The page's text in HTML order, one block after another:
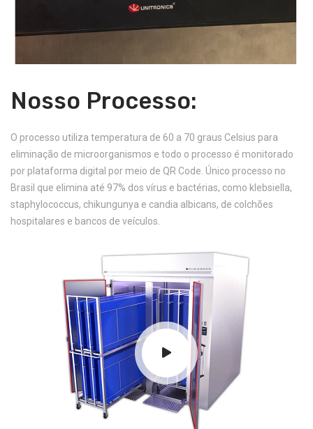
Nosso Processo:
O processo utiliza temperatura de 60 a 70 graus Celsius para
eliminação de microorganismos e todo o processo é monitorado
por plataforma digital por meio de QR Code. Único processo no
Brasil que elimina até 97% dos vírus e bactérias, como klebsiella,
staphylococcus, chikungunya e candia albicans, de colchões
hospitalares e bancos de veículos.